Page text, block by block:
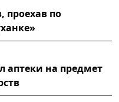
проехав по
аптеки на предмет